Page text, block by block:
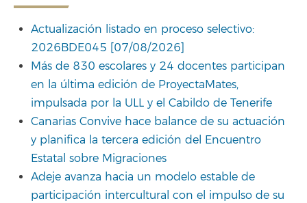
Actualización listado en proceso selectivo:
2026BDE045 [07/08/2026]
Más de 830 escolares y 24 docentes participan
en la última edición de ProyectaMates,
impulsada por la ULL y el Cabildo de Tenerife
Canarias Convive hace balance de su actuación
y planifica la tercera edición del Encuentro
Estatal sobre Migraciones
Adeje avanza hacia un modelo estable de
participación intercultural con el impulso de su